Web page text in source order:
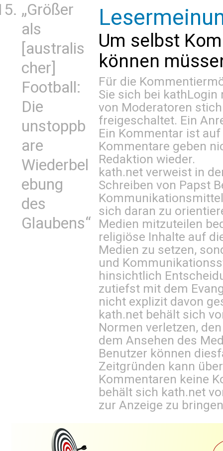
„Größer
als
[australis
cher]
Football:
Die
unstoppb
are
Wiederbel
ebung
des
Glaubens“
Um selbst
können
Für die
Sie sich bei kathLogin
von Moderatoren
freigeschaltet. Ein
Ein Kommentar ist
Kommentare geben
Redaktion wieder.
kath.net verweist in
Schreiben von Papst
sich daran zu
Medien mitzuteilen
religiöse Inhalte auf
Medien zu setzen,
und
hinsichtlich
zutiefst mit dem
nicht explizit davon
kath.net behält sich
Normen verletzen,
dem Ansehen des
Benutzer können
Zeitgründen kann
Kommentaren keine
behält sich kath.net
zur Anzeige zu